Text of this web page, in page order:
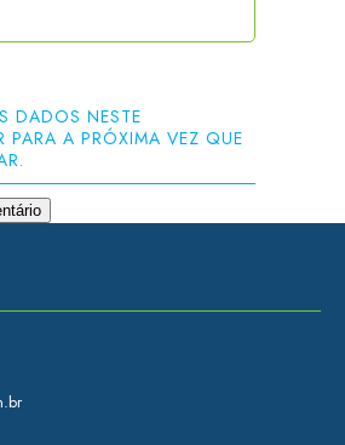
DADOS NESTE
PARA A PRÓXIMA VEZ QUE